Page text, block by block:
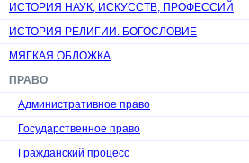
ИСТОРИЯ НАУК, ИСКУССТВ, ПРОФЕССИЙ
ИСТОРИЯ РЕЛИГИИ. БОГОСЛОВИЕ
МЯГКАЯ ОБЛОЖКА
ПРАВО
Административное право
Государственное право
Гражданский процесс